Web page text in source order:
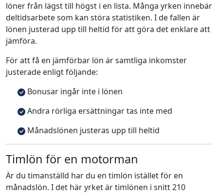
löner från lägst till högst i en lista. Många yrken innebär
deltidsarbete som kan störa statistiken. I de fallen är
lönen justerad upp till heltid för att göra det enklare att
jämföra.
För att få en jämförbar lön är samtliga inkomster
justerade enligt följande:
Bonusar ingår inte i lönen
Andra rörliga ersättningar tas inte med
Månadslönen justeras upp till heltid
Timlön för en motorman
Är du timanställd har du en timlön istället för en
månadslön. I det här yrket är timlönen i snitt 210